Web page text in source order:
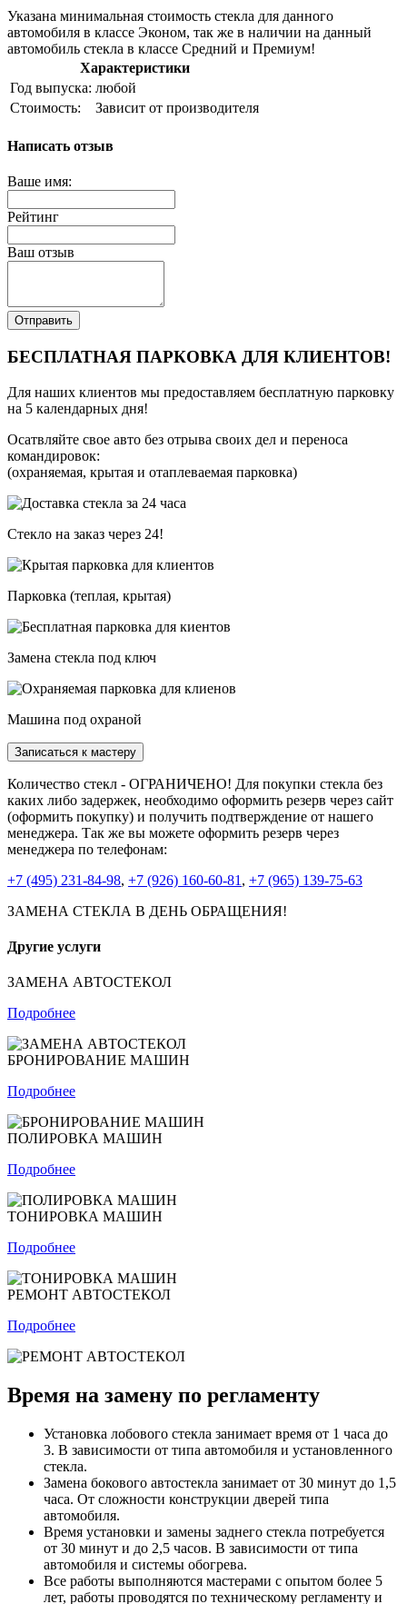
Указана минимальная стоимость стекла для данного
автомобиля в классе Эконом, так же в наличии на данный
автомобиль стекла в классе Средний и Премиум!
Характеристики
Год выпуска: любой
Стоимость:
Зависит от производителя
Написать отзыв
Ваше имя:
Рейтинг
Ваш отзыв
Отправить
БЕСПЛАТНАЯ ПАРКОВКА ДЛЯ КЛИЕНТОВ!
Для наших клиентов мы предоставляем бесплатную парковку
на 5 календарных дня!
Осатвляйте свое авто без отрыва своих дел и переноса
командировок:
(охраняемая, крытая и отаплеваемая парковка)
Стекло на заказ через 24!
Парковка (теплая, крытая)
Замена стекла под ключ
Машина под охраной
Записаться к мастеру
Количество стекл - ОГРАНИЧЕНО! Для покупки стекла без
каких либо задержек, необходимо оформить резерв через сайт
(оформить покупку) и получить подтверждение от нашего
менеджера. Так же вы можете оформить резерв через
менеджера по телефонам:
+7 (495) 231-84-98, +7 (926) 160-60-81 , +7 (965) 139-75-63
ЗАМЕНА СТЕКЛА В ДЕНЬ ОБРАЩЕНИЯ!
Другие услуги
ЗАМЕНА АВТОСТЕКОЛ
Подробнее
БРОНИРОВАНИЕ МАШИН
Подробнее
ПОЛИРОВКА МАШИН
Подробнее
ТОНИРОВКА МАШИН
Подробнее
РЕМОНТ АВТОСТЕКОЛ
Подробнее
Время на замену по регламенту
Установка лобового стекла занимает время от 1 часа до
3. В зависимости от типа автомобиля и установленного
стекла.
Замена бокового автостекла занимает от 30 минут до 1,5
часа. От сложности конструкции дверей типа
автомобиля.
Время установки и замены заднего стекла потребуется
от 30 минут и до 2,5 часов. В зависимости от типа
автомобиля и системы обогрева.
Все работы выполняются мастерами с опытом более 5
лет, работы проводятся по техническому регламенту и